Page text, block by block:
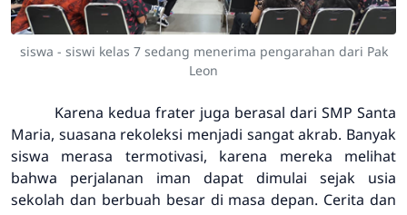
siswa - siswi kelas 7 sedang menerima pengarahan dari Pak
Leon
Karena kedua frater juga berasal dari SMP Santa
Maria, suasana rekoleksi menjadi sangat akrab. Banyak
siswa merasa termotivasi, karena mereka melihat
bahwa perjalanan iman dapat dimulai sejak usia
sekolah dan berbuah besar di masa depan. Cerita dan